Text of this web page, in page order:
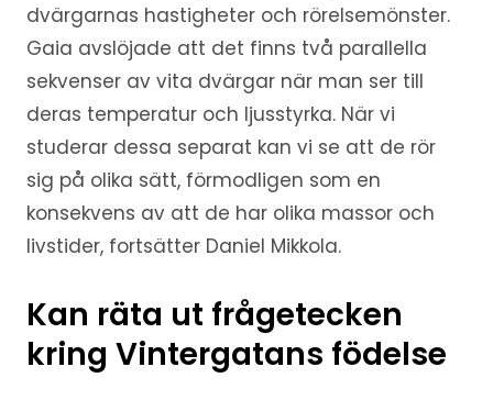
dvärgarnas hastigheter och rörelsemönster.
Gaia avslöjade att det finns två parallella
sekvenser av vita dvärgar när man ser till
deras temperatur och ljusstyrka. När vi
studerar dessa separat kan vi se att de rör
sig på olika sätt, förmodligen som en
konsekvens av att de har olika massor och
livstider, fortsätter Daniel Mikkola.
Kan räta ut frågetecken
kring Vintergatans födelse